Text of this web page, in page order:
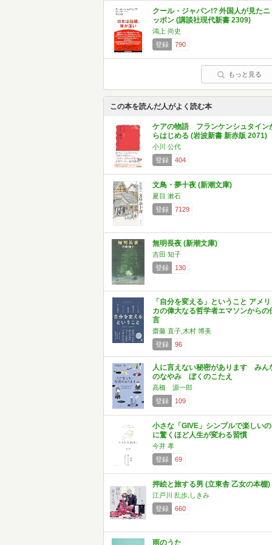
クール・ジャパン!? 外国人が見たニ
ッポン (講談社現代新書 2309)
鴻上 尚史
登録
790
もっと見る
この本を読んだ人がよく読む本
ケアの物語 フランケンシュタイン
らはじめる (岩波新書 新赤版 2071)
小川 公代
登録
404
文鳥・夢十夜 (新潮文庫)
夏目 漱石
登録
7129
無明長夜 (新潮文庫)
吉田 知子
登録
130
「自分を変える」ということ アメリ
カの偉大なる哲学者エマソンからの
言
齋藤 直子,木村 博美
登録
96
人に言えない秘密があります みん
のなやみ ぼくのこたえ
高橋 源一郎
登録
109
小さな「GIVE」シンプルで楽しいの
に驚くほど人生が変わる習慣
今井 孝
登録
69
押絵と旅する男 (立東舎 乙女の本棚)
江戸川 乱歩,しきみ
登録
660
雨のうた